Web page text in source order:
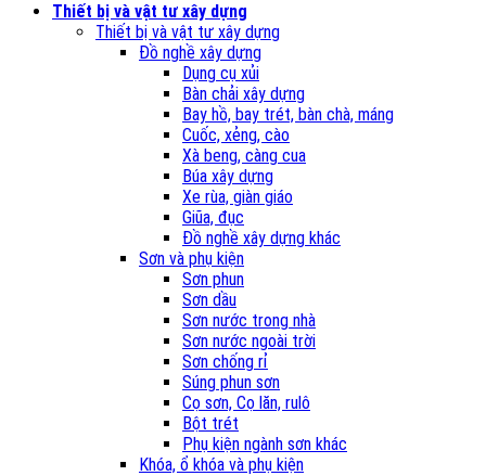
Thiết bị và vật tư xây dựng
Thiết bị và vật tư xây dựng
Đồ nghề xây dựng
Dụng cụ xủi
Bàn chải xây dựng
Bay hồ, bay trét, bàn chà, máng
Cuốc, xẻng, cào
Xà beng, càng cua
Búa xây dựng
Xe rùa, giàn giáo
Giũa, đục
Đồ nghề xây dựng khác
Sơn và phụ kiện
Sơn phun
Sơn dầu
Sơn nước trong nhà
Sơn nước ngoài trời
Sơn chống rỉ
Súng phun sơn
Cọ sơn, Cọ lăn, rulô
Bột trét
Phụ kiện ngành sơn khác
Khóa, ổ khóa và phụ kiện